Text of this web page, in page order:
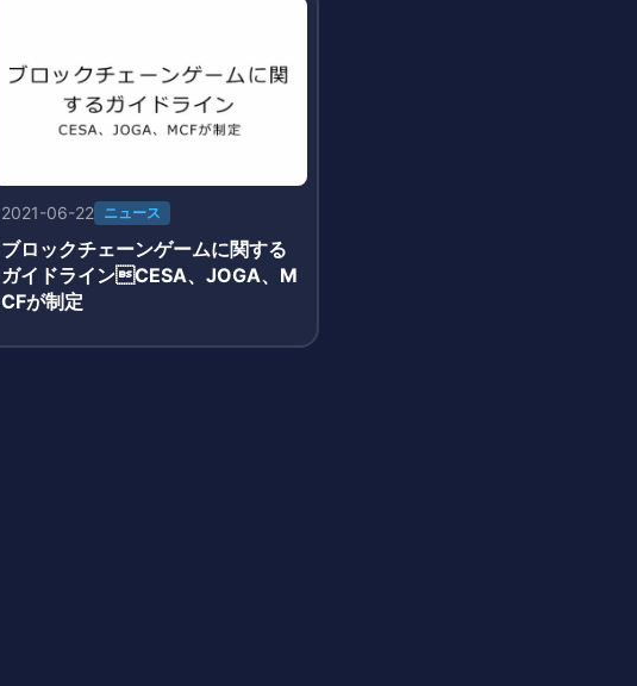
2021-06-22 ニュース
ブロックチェーンゲームに関する
ガイドラインCESA、JOGA、M
CFが制定